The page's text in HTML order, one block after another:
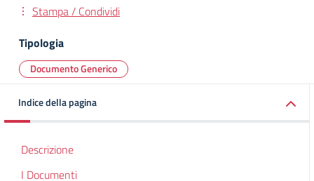
Stampa / Condividi
Tipologia
Documento Generico
Indice della pagina
Descrizione
I Documenti